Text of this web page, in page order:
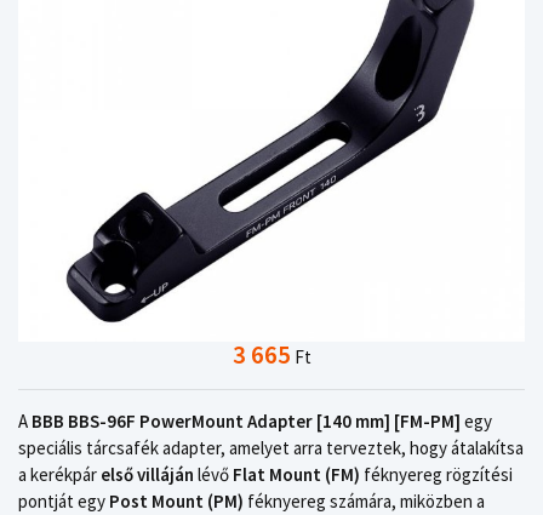
3 665 Ft
A BBB BBS-96F PowerMount Adapter [140 mm] [FM-PM] egy
speciális tárcsafék adapter, amelyet arra terveztek, hogy átalakítsa
a kerékpár első villáján lévő Flat Mount (FM) féknyereg rögzítési
pontját egy Post Mount (PM) féknyereg számára, miközben a